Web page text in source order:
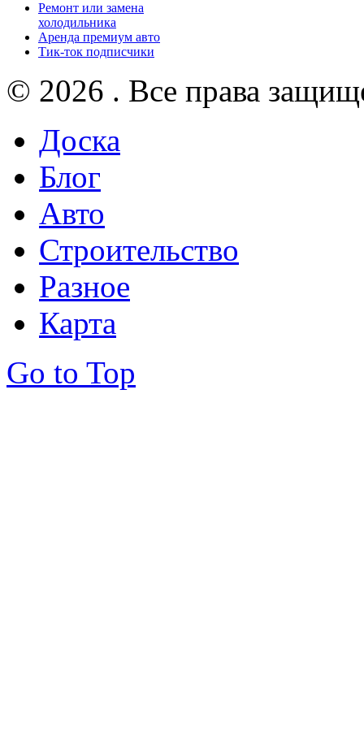
Ремонт или замена
холодильника
Аренда премиум авто
Тик-ток подписчики
© 2026 . Все права
Доска
Блог
Авто
Строительство
Разное
Карта
Go to Top